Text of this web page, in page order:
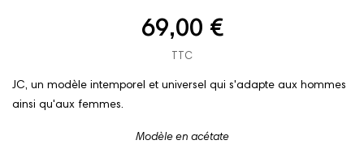
69,00 €
TTC
JC, un modèle intemporel et universel qui s'adapte aux hommes
ainsi qu'aux femmes.
Modèle en acétate